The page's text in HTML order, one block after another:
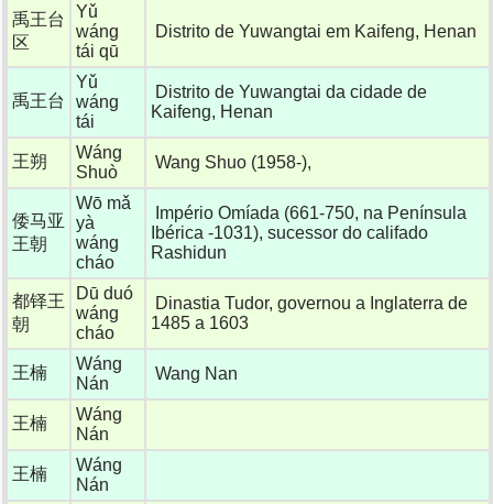
禹王台
区
Yǔ
wáng
tái qū
Distrito de Yuwangtai em Kaifeng, Henan
禹王台
Yǔ
wáng
tái
Distrito de Yuwangtai da cidade de
Kaifeng, Henan
王朔
Wáng
Shuò
Wang Shuo (1958-),
倭马亚
王朝
Wō mǎ
yà
wáng
cháo
Império Omíada (661-750, na Península
Ibérica -1031), sucessor do califado
Rashidun
都铎王
朝
Dū duó
wáng
cháo
Dinastia Tudor, governou a Inglaterra de
1485 a 1603
王楠
Wáng
Nán
Wang Nan
王楠
Wáng
Nán
王楠
Wáng
Nán